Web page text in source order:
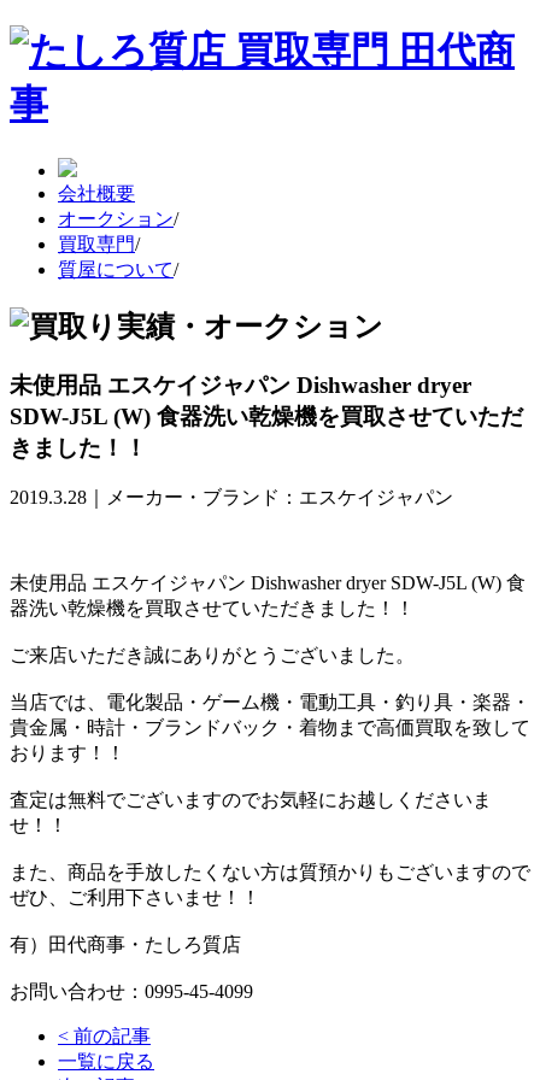
会社概要
オークション/
買取専門/
質屋について/
未使用品 エスケイジャパン Dishwasher dryer
SDW-J5L (W) 食器洗い乾燥機を買取させていただ
きました！！
2019.3.28｜メーカー・ブランド：エスケイジャパン
未使用品 エスケイジャパン Dishwasher dryer SDW-J5L (W) 食
器洗い乾燥機を買取させていただきました！！
ご来店いただき誠にありがとうございました。
当店では、電化製品・ゲーム機・電動工具・釣り具・楽器・
貴金属・時計・ブランドバック・着物まで高価買取を致して
おります！！
査定は無料でございますのでお気軽にお越しくださいま
せ！！
また、商品を手放したくない方は質預かりもございますので
ぜひ、ご利用下さいませ！！
有）田代商事・たしろ質店
お問い合わせ：0995-45-4099
< 前の記事
一覧に戻る